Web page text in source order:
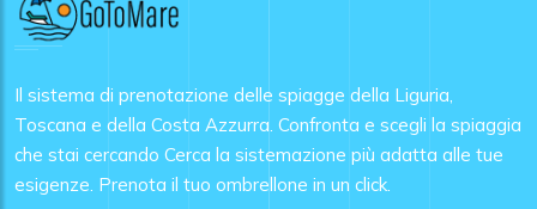
Il sistema di prenotazione delle spiagge della Liguria,
Toscana e della Costa Azzurra. Confronta e scegli la spiaggia
che stai cercando Cerca la sistemazione più adatta alle tue
esigenze. Prenota il tuo ombrellone in un click.